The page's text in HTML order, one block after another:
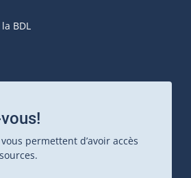
BDL
permettent d’avoir accès